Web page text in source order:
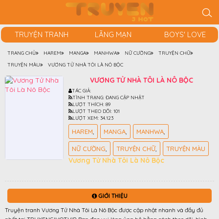
TRUYỆN TRANH LÃNG MẠN BOYS' LOVE
TRANG CHỦ HAREM MANGA MANHWA NỮ CƯỜNG
TRUYỆN CHỮ
TRUYỆN MÀU
VƯƠNG TỬ NHÀ TÔI LÀ NÔ BỘC
VƯƠNG TỬ NHÀ TÔI LÀ NÔ BỘC
TÁC GIẢ:
TÌNH TRẠNG: ĐANG CẬP NHẬT
LƯỢT THÍCH: 89
LƯỢT THEO DÕI: 101
LƯỢT XEM: 34.123
HAREM MANGA MANHWA
NỮ CƯỜNG TRUYỆN CHỮ TRUYỆN MÀU
Vương Tử Nhà Tôi Là Nô Bộc
GIỚI THIỆU
Truyện tranh Vương Tử Nhà Tôi Là Nô Bộc được cập nhật nhanh và đầy đủ